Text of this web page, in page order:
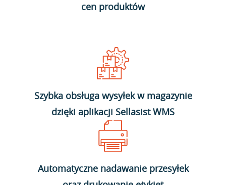
cen produktów
Szybka obsługa wysyłek w magazynie
dzięki aplikacji Sellasist WMS
Automatyczne nadawanie przesyłek